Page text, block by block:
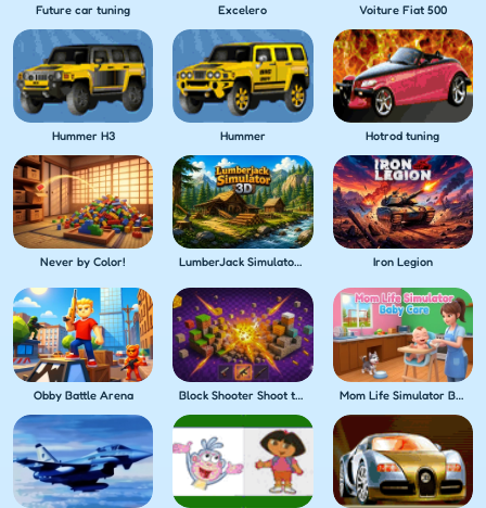
Future car tuning Excelero Voiture Fiat 500
Hummer H3 Hummer Hotrod tuning
Never by Color! LumberJack Simulator 3D Iron Legion
Obby Battle Arena Block Shooter Shoot the Blocks! Mom Life Simulator Baby Care